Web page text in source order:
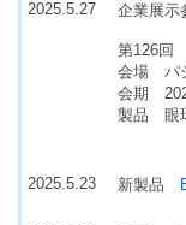
2025.5.27 企業展示
第126回
会場 パ
会期
製品 眼
2025.5.23 新製品